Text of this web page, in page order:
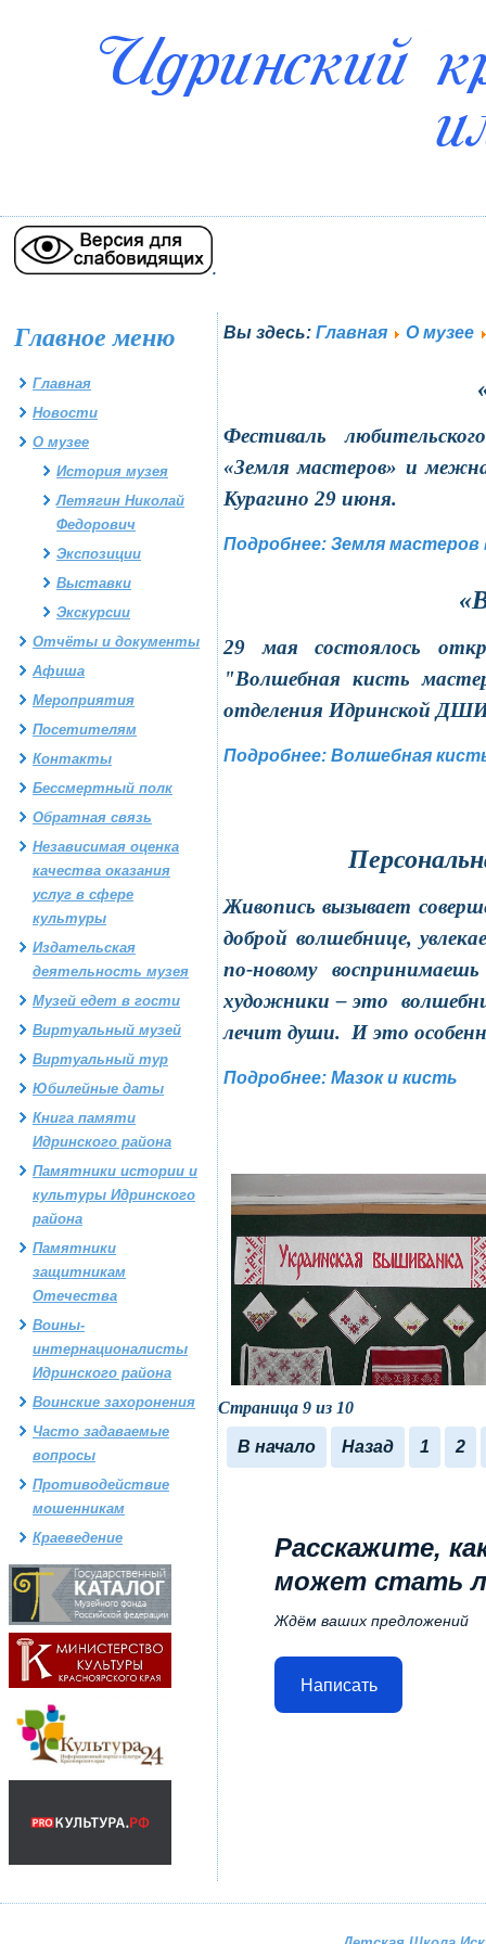
.
Главное меню
Главная
Новости
О музее
История музея
Летягин Николай
Федорович
Экспозиции
Выставки
Экскурсии
Отчёты и документы
Афиша
Мероприятия
Посетителям
Контакты
Бессмертный полк
Обратная связь
Независимая оценка
качества оказания
услуг в сфере
культуры
Издательская
деятельность музея
Музей едет в гости
Виртуальный музей
Виртуальный тур
Юбилейные даты
Книга памяти
Идринского района
Памятники истории и
культуры Идринского
района
Памятники
защитникам
Отечества
Воины-
интернационалисты
Идринского района
Воинские захоронения
Часто задаваемые
вопросы
Противодействие
мошенникам
Краеведение
Вы здесь: Главная О музее
Фестиваль
«Земля мастеров» и
Курагино 29 июня.
Подробнее: Земля мастеров
«
29 мая состоялось
"Волшебная кисть
отделения Идринской
Подробнее: Волшебная
Живопись вызывает
доброй волшебнице,
по-новому
художники – это
лечит души. И это
Подробнее: Мазок и кисть
Страница 9 из 10
В начало Назад 1 2
Расскажите,
может стать
Ждём ваших предложений
Написать